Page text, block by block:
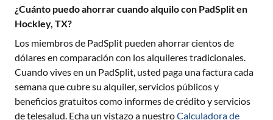
¿Cuánto puedo ahorrar cuando alquilo con PadSplit en
Hockley, TX?
Los miembros de PadSplit pueden ahorrar cientos de
dólares en comparación con los alquileres tradicionales.
Cuando vives en un PadSplit, usted paga una factura cada
semana que cubre su alquiler, servicios públicos y
beneficios gratuitos como informes de crédito y servicios
de telesalud. Echa un vistazo a nuestroCalculadora de